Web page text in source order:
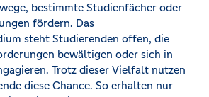
bestimmte Studienfächer oder
fördern. Das
steht Studierenden offen, die
bewältigen oder sich in
Trotz dieser Vielfalt nutzen
diese Chance. So erhalten nur